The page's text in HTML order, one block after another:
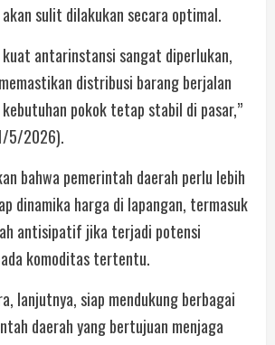
sulit dilakukan secara optimal.
kuat antarinstansi sangat diperlukan,
distribusi barang berjalan
pokok tetap stabil di pasar,”
5/2026).
bahwa pemerintah daerah perlu lebih
dinamika harga di lapangan, termasuk
antisipatif jika terjadi potensi
komoditas tertentu.
lanjutnya, siap mendukung berbagai
daerah yang bertujuan menjaga